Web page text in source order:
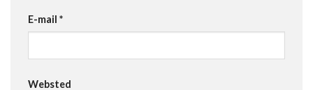
E-mail *
Websted